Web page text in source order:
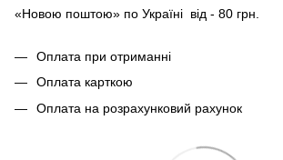
«Новою поштою» по Україні від - 80 грн.
Оплата при отриманні
Оплата карткою
Оплата на розрахунковий рахунок